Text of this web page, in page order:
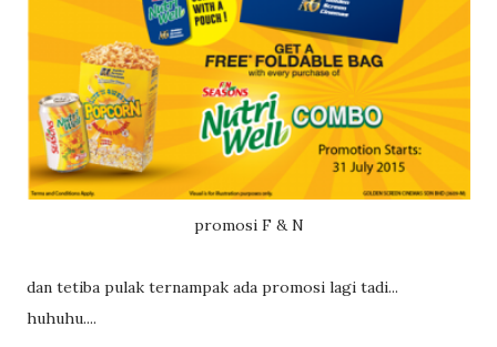
promosi F & N
dan tetiba pulak ternampak ada promosi lagi tadi...
huhuhu....